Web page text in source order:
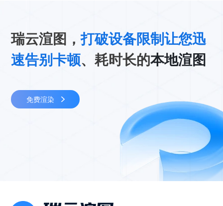
瑞云渲图，打破设备限制让您迅
速告别卡顿、耗时长的本地渲图
免费渲染